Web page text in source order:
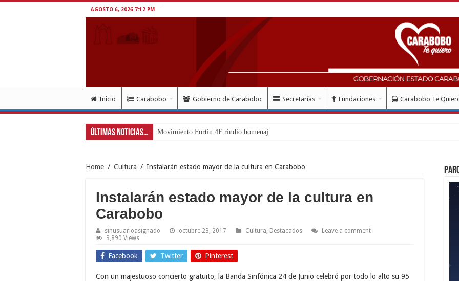
AGOSTO 6, 2026 7:12 PM
Inicio Carabobo Gobierno de Carabobo Secretarías Fundaciones Carabobo Te
Últimas Noticias... Movimiento Fortín 4F rindió homenaje al Libertador Simón Bol
Home / Cultura / Instalarán estado mayor de la cultura en Carabobo
Instalarán estado mayor de la cultura en
Carabobo
sinusuarioasignado octubre 23, 2017 Cultura Destacados
Leave a comment
3,890 Views
Facebook Twitter Pinterest
Con un majestuoso concierto gratuito, la Banda Sinfónica 24 de Junio celebró por todo lo alto su 95